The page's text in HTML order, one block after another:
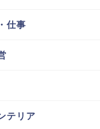
仕事
テリア